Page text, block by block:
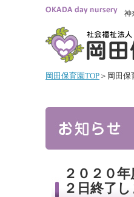
神
岡田保育園TOP ＞岡田
２０２０
２日終了